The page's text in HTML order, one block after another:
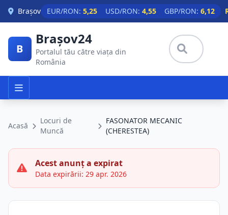
Skip to main content
Brașov EUR/RON: 5,25 USD/RON: 4,55 GBP/RON: 6,12
B
Brașov24
Portalul tău către viața din
România
Acasă
Locuri de
Muncă
FASONATOR MECANIC
(CHERESTEA)
Acest anunț a expirat
Data expirării: 29 apr. 2026